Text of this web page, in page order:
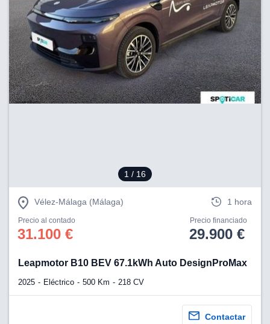
1 / 16
Vélez-Málaga (Málaga) 1 hora
Precio al contado
31.100 €
Precio financiado
29.900 €
Leapmotor B10 BEV 67.1kWh Auto DesignProMax
2025 Eléctrico 500 Km 218 CV
Contactar